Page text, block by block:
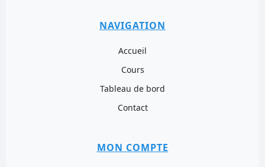
NAVIGATION
Accueil
Cours
Tableau de bord
Contact
MON COMPTE